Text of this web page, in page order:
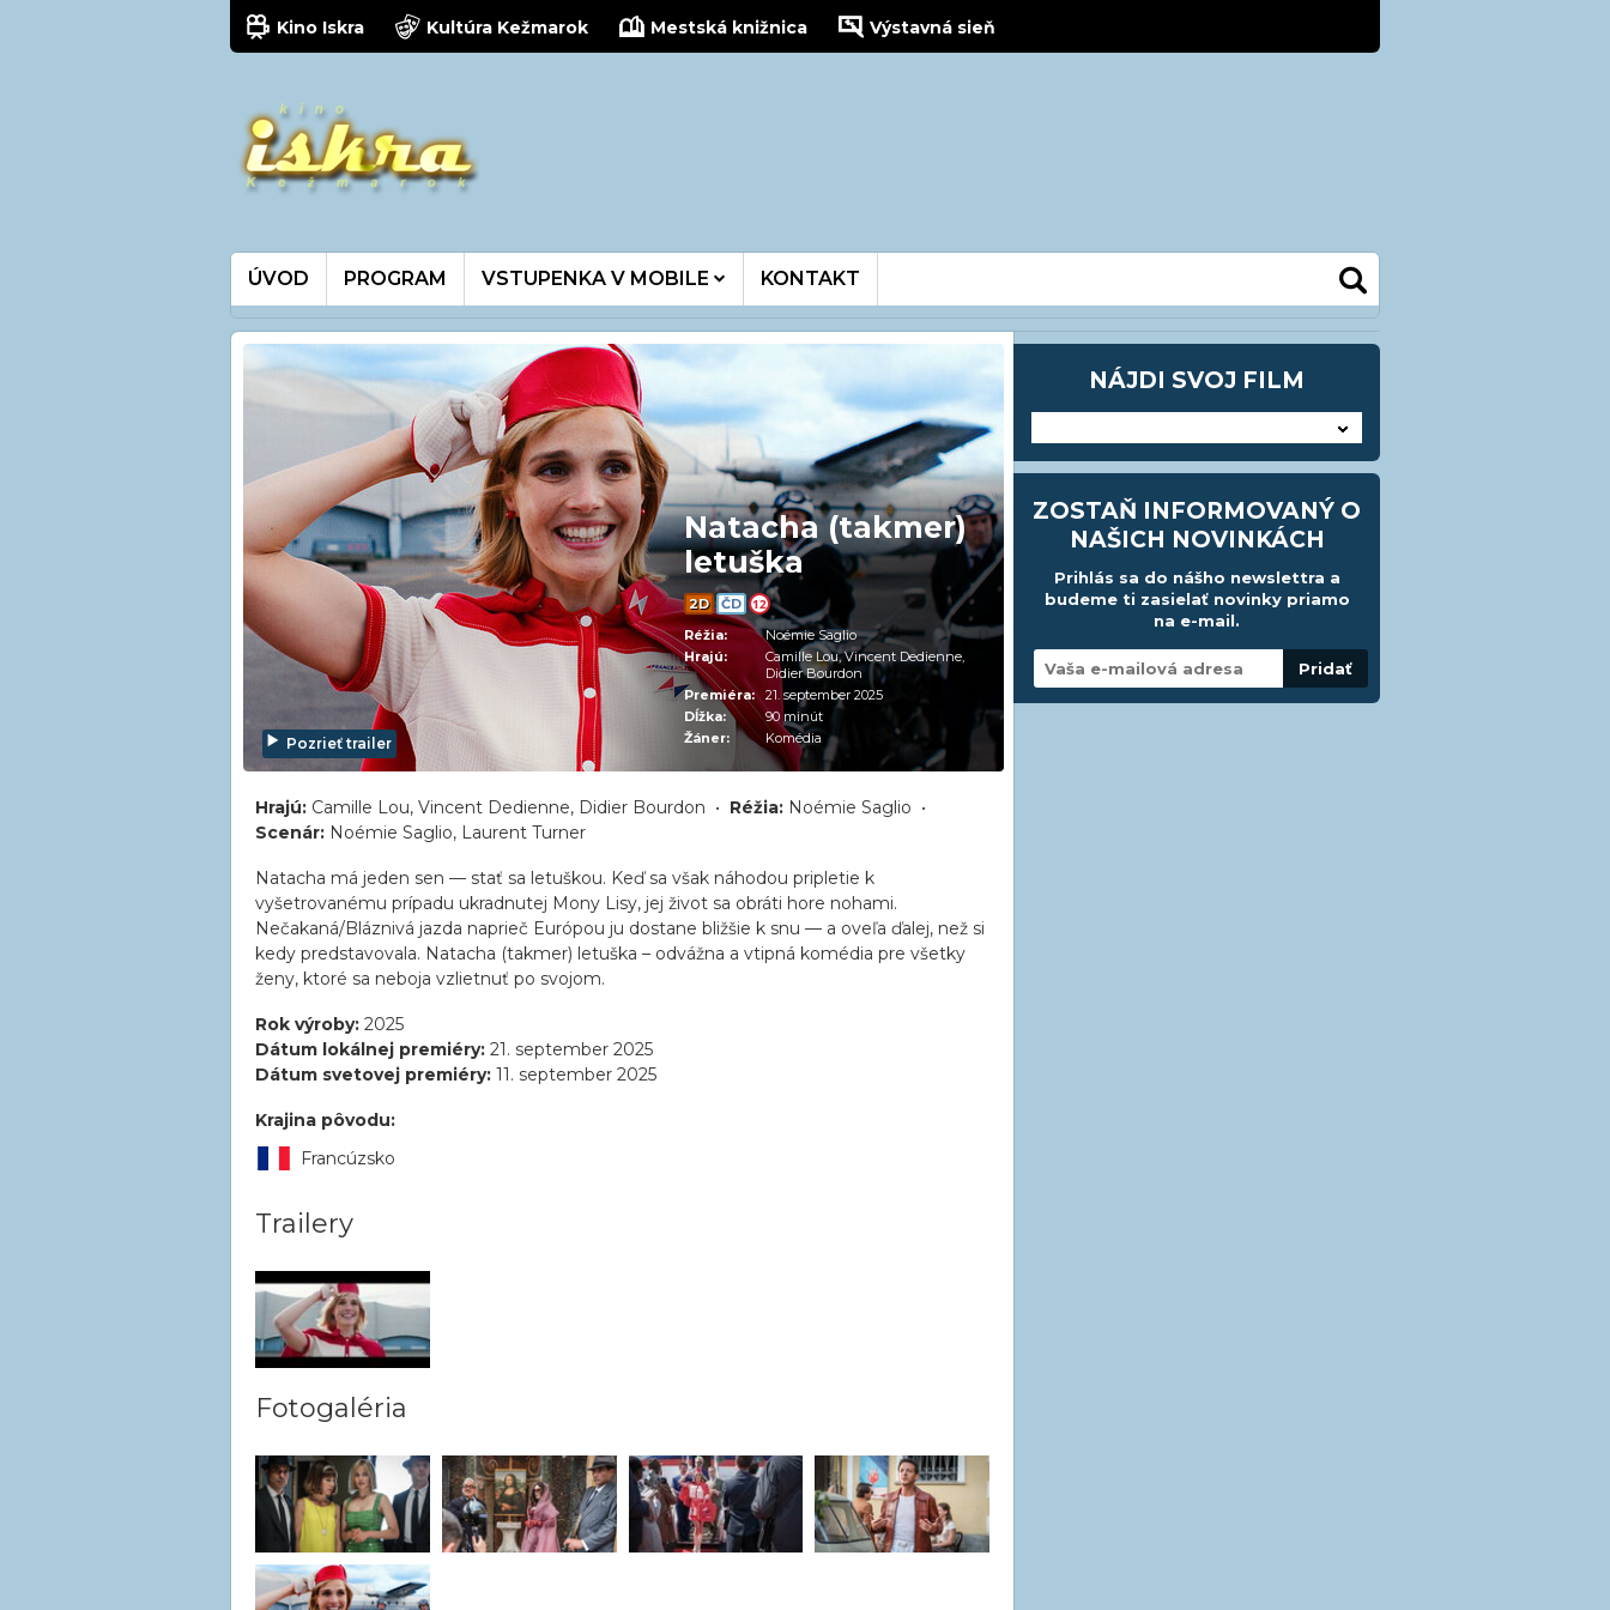
Kino Iskra Kultúra Kežmarok Mestská knižnica Výstavná sieň
ÚVOD PROGRAM VSTUPENKA V MOBILE KONTAKT
Pozrieť trailer
Natacha (takmer)
letuška
2D ČD
12
Réžia:
Noémie Saglio
Hrajú:
Camille Lou, Vincent Dedienne,
Didier Bourdon
Premiéra:
21. september 2025
Dĺžka:
90 minút
Žáner:
Komédia
Hrajú: Camille Lou, Vincent Dedienne, Didier Bourdon • Réžia: Noémie Saglio •
Scenár: Noémie Saglio, Laurent Turner
Natacha má jeden sen — stať sa letuškou. Keď sa však náhodou pripletie k
vyšetrovanému prípadu ukradnutej Mony Lisy, jej život sa obráti hore nohami.
Nečakaná/Bláznivá jazda naprieč Európou ju dostane bližšie k snu — a oveľa ďalej, než si
kedy predstavovala. Natacha (takmer) letuška – odvážna a vtipná komédia pre všetky
ženy, ktoré sa neboja vzlietnuť po svojom.
Rok výroby: 2025
Dátum lokálnej premiéry: 21. september 2025
Dátum svetovej premiéry: 11. september 2025
Krajina pôvodu:
Francúzsko
Trailery
Fotogaléria
NÁJDI SVOJ FILM
ZOSTAŇ INFORMOVANÝ O
NAŠICH NOVINKÁCH
Prihlás sa do nášho newslettra a
budeme ti zasielať novinky priamo
na e-mail.